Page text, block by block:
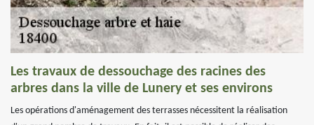
Les travaux de dessouchage des racines des
arbres dans la ville de Lunery et ses environs
Les opérations d'aménagement des terrasses nécessitent la réalisation